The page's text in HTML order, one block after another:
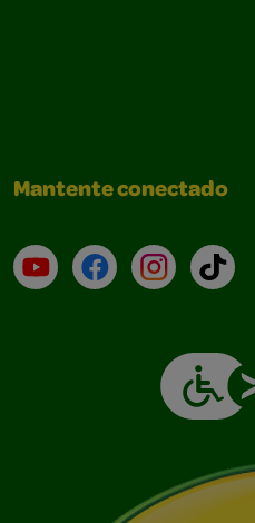
Mantente conectado
YouTube (en inglés)
Facebook (en
Instagram